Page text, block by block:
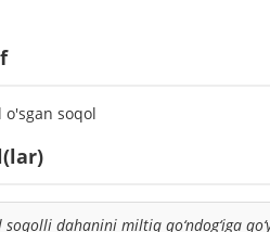
o'sgan soqol
soqolli dahanini miltiq qo‘ndog‘iga